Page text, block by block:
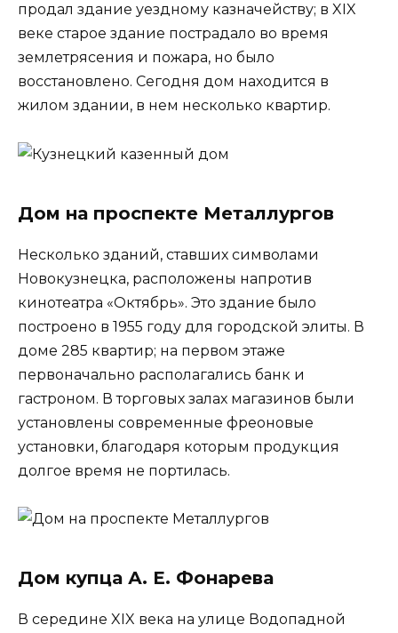
продал здание уездному казначейству; в XIX
веке старое здание пострадало во время
землетрясения и пожара, но было
восстановлено. Сегодня дом находится в
жилом здании, в нем несколько квартир.
Дом на проспекте Металлургов
Несколько зданий, ставших символами
Новокузнецка, расположены напротив
кинотеатра «Октябрь». Это здание было
построено в 1955 году для городской элиты. В
доме 285 квартир; на первом этаже
первоначально располагались банк и
гастроном. В торговых залах магазинов были
установлены современные фреоновые
установки, благодаря которым продукция
долгое время не портилась.
Дом купца А. Е. Фонарева
В середине XIX века на улице Водопадной